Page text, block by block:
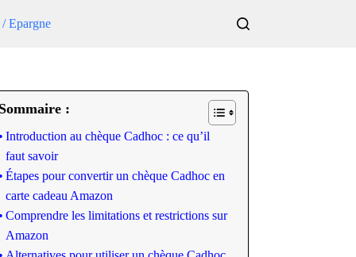
Epargne
Sommaire :
Introduction au chèque Cadhoc : ce qu’il
faut savoir
Étapes pour convertir un chèque Cadhoc en
carte cadeau Amazon
Comprendre les limitations et restrictions sur
Amazon